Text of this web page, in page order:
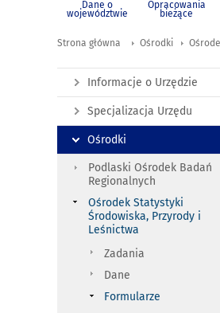
Dane o
województwie
Opracowania
bieżące
Strona główna Ośrodki
Informacje o Urzędzie
Specjalizacja Urzędu
Ośrodki
Podlaski Ośrodek Badań
Regionalnych
Ośrodek Statystyki
Środowiska, Przyrody i
Leśnictwa
Zadania
Dane
Formularze